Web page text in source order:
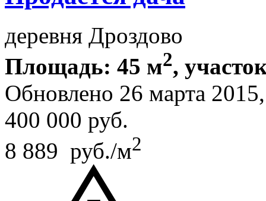
деревня Дроздово
Площадь: 45 м2,
Обновлено 26 марта
400 000 руб.
8 889 руб./м2